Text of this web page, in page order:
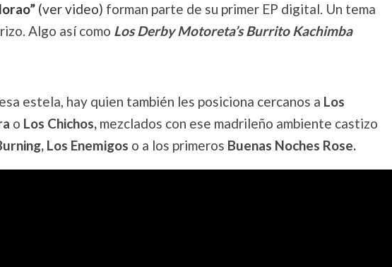
(ver video) forman parte de su primer EP digital. Un tema
Algo así como Los Derby Motoreta’s Burrito Kachimba
estela, hay quien también les posiciona cercanos a Los
o Los Chichos, mezclados con ese madrileño ambiente castizo
Los Enemigos o a los primeros Buenas Noches Rose.